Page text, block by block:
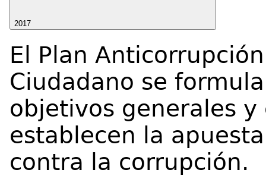
2017
El Plan
Ciudadano se
objetivos generales y
establecen la
contra la corrupción.